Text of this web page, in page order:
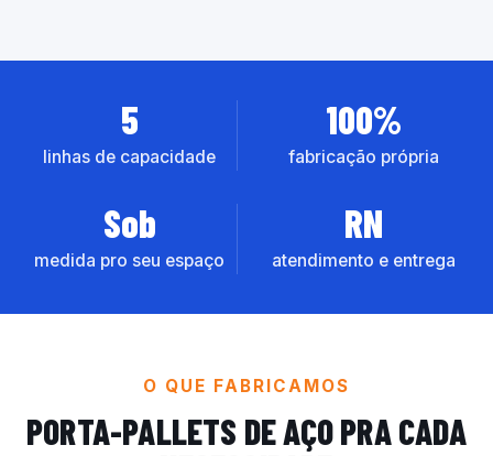
5
linhas de capacidade
100%
fabricação própria
Sob
medida pro seu espaço
RN
atendimento e entrega
O QUE FABRICAMOS
PORTA-PALLETS DE AÇOPRA CADA